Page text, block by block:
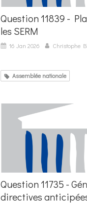
Question 11839 -
les SERM
16 Jan 2026 Christophe
Assemblée nationale
Question 11735 -
directives